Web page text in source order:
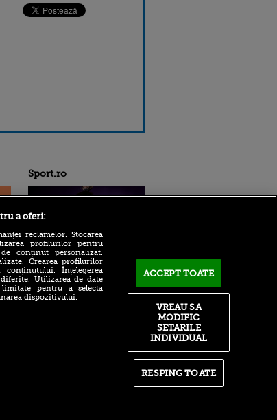
Sport.ro
Radu Drăgușin, lăudat în
presa italiană după ce a fost
decisiv pentru Fiorentina:
„O evoluție reușită”
FCSB: „Chiar mă gândesc de
a oferi:
reclamelor. Stocarea
profilurilor pentru
conținut personalizat.
Crearea profilurilor
conținutului. Înțelegerea
Utilizarea de date
pentru a selecta
dispozitivului.
ACCEPT TOATE
RESPING TOATE
VREAU SA
MODIFIC
SETARILE
INDIVIDUAL